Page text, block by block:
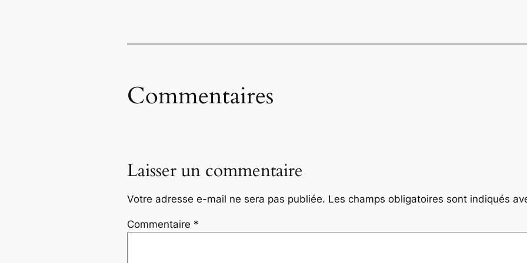
Commentaires
Laisser un commentaire
Votre adresse e-mail ne sera pas publiée. Les champs obligatoires sont indiqués
Commentaire *